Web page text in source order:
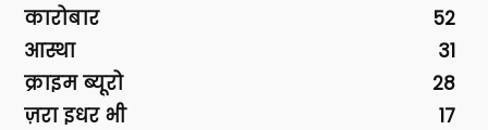
कारोबार
52
आस्था
31
क्राइम ब्यूरो
28
ज़रा इधर भी
17